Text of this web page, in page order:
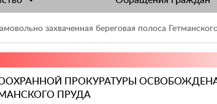
захваченная береговая полоса
ПРОКУРАТУРЫ
ПРУДА